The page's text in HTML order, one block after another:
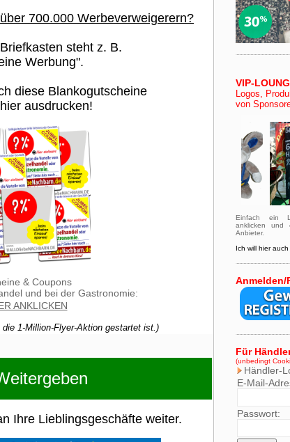
700.000 Werbeverweigerern?
steht z. B.
Werbung".
diese Blankogutscheine
ausdrucken!
& Coupons
und bei der Gastronomie:
ANKLICKEN
1-Million-Flyer-Aktion gestartet ist.)
Ihre Lieblingsgeschäfte weiter.
VIP-
Logos,
von
Einfach ein
anklicken und
Anbieter.
Ich will hier auch
Anmelden/
Für
(unbedingt
Händler-
E-Mail-
Passwort: